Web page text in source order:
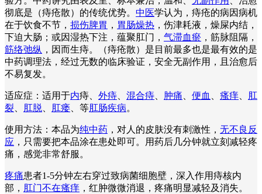
彻底是（痔疮散）的传统优势。 中医学认为，痔疮的病因病机
在于饮食不节， 损伤脾胃 ， 胃肠燥热 ，伤津耗液，燥屎内结，
下迫大肠；或因湿热下注，蕴聚肛门， 气滞血瘀 ，筋脉阻隔，
筋络弛纵 ，因而生痔。（痔疮散）是目前最多也是最有效的是
中药调理法，经过无数的临床验证，安全无副作用，且治愈后
不易复发。
适应症：适用于内痔、 外痔 混合痔 肿痛 便血 瘙痒
肛
裂
肛脱 肛瘘 、等肛肠疾病。
使用方法：本品为纯中药 ，对人的皮肤没有刺激性， 无不良反
应 ，只需要把本品涂在患处即可。用药后几分钟就立刻减轻疼
痛，感觉非常舒服。
疼痛患者1-5分钟左右穿过致病菌细胞壁，深入作用痔核内
部， 肛门不在瘙痒 ，红肿微微消退，疼痛明显减轻及消失。